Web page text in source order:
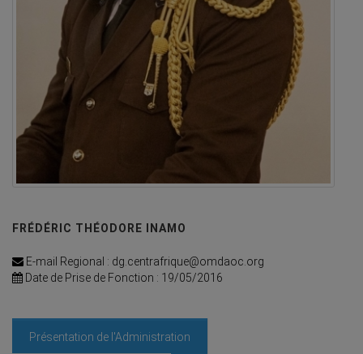
FRÉDÉRIC THÉODORE INAMO
E-mail Regional : dg.centrafrique@omdaoc.org
Date de Prise de Fonction : 19/05/2016
Présentation de l'Administration